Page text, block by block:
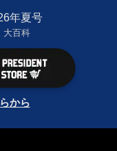
年夏号
大百科
から